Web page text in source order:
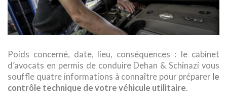
Poids concerné, date, lieu, conséquences : le cabinet
d’avocats en permis de conduire Dehan & Schinazi vous
souffle quatre informations à connaître pour préparer le
contrôle technique de votre véhicule utilitaire.